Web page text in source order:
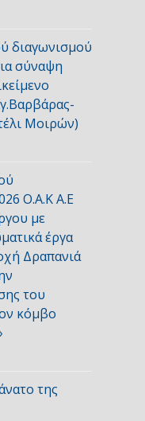
διαγωνισμού
σύναψη
Μοιρών)
Ο.Α.Κ Α.Ε
με
έργα
Δραπανιά
του
κόμβο
της